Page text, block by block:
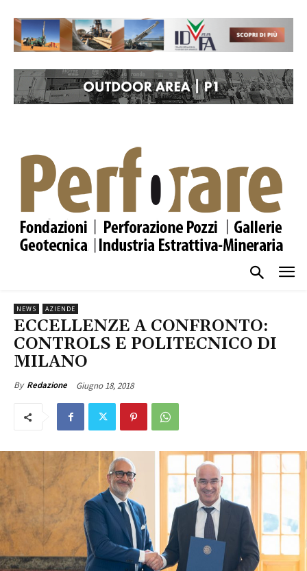
NEWS AZIENDE
ECCELLENZE A CONFRONTO:
CONTROLS E POLITECNICO DI
MILANO
By Redazione Giugno 18, 2018